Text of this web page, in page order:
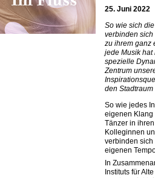
25. Juni 2022
So wie sich
verbinden
zu ihrem ganz
jede Musik hat
spezielle
Zentrum
den Stadtraum
So wie jedes
eigenen Klang
Tänzer in
Kolleginnen
verbinden sich
eigenen
In
Instituts für